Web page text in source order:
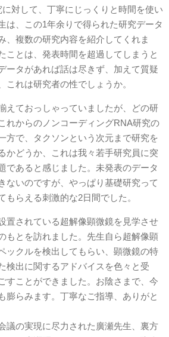
対して、丁寧にじっくりと時間を使い
は、この1年余りで得られた研究データ
、複数の研究内容を紹介してくれま
ことは、発表時間を超過してしまうと
ータがあれば話は尽きず、加えて質疑
これは研究者の性でしょうか。
えておっしゃっていましたが、どの研
れからのノンコーディングRNA研究の
方で、タクソンという次元まで研究を
かどうか、これは我々若手研究員に突
であると感じました。未発表のデータ
ないのですが、やっぱり基礎研究って
もらえる刺激的な2日間でした。
置されている超解像顕微鏡を見学させ
もとを訪れました。先生自ら超解像顕
ックルを検出してもらい、顕微鏡の特
検出に関するアドバイスを色々と受
すことができました。お陰さまで、今
膨らみます。丁寧なご指導、ありがと
議の実現に尽力された廣瀬先生、裏方